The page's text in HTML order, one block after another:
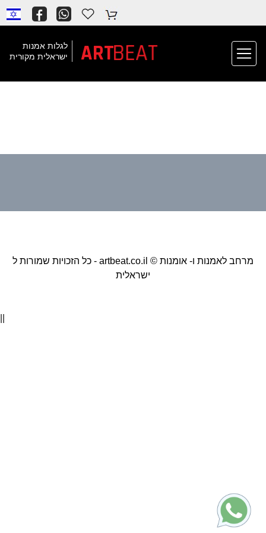
לגלות אמנות
ישראלית מקורית
ARTBEAT
כל הזכויות שמורות ל - artbeat.co.il © מרחב לאמנות ו- אומנות
ישראלית